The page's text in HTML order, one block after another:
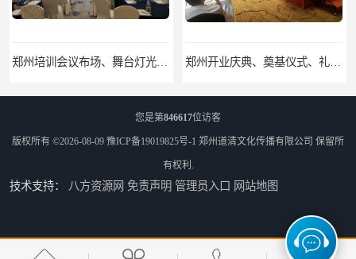
郑州培训会议布场、舞台灯光音响LED屏、桁架舞台木质背板 郑州开业庆典、奠基仪式、礼仪庆典、活动策划执行
您是第846617位访客
版权所有 ©2026-08-09 豫ICP备19019825号-1 郑州道清文化传播有限公司 保留所
有权利.
技术支持： 八方资源网 免责声明 管理员入口 网站地图